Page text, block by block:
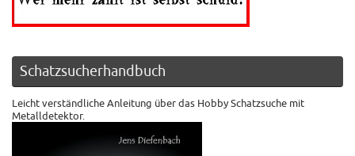
Schatzsucherhandbuch
Leicht verständliche Anleitung über das Hobby Schatzsuche mit
Metalldetektor.